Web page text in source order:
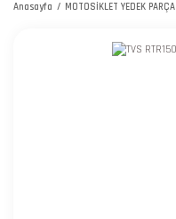
Anasayfa MOTOSİKLET YEDEK PARÇA